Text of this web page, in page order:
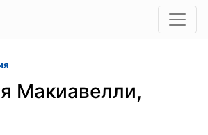
Макиавелли,